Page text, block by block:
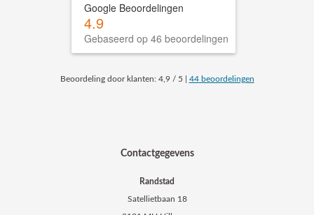
Google Beoordelingen
4.9
Gebaseerd op 46 beoordelingen
Beoordelingdoor klanten: 4,9/ 5 44beoordelingen
Contactgegevens
Randstad
Satellietbaan 18